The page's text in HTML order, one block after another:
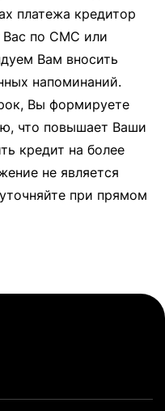
платежа кредитор
Вас по СМС или
Вам вносить
напоминаний.
Вы формируете
что повышает Ваши
кредит на более
не является
при прямом